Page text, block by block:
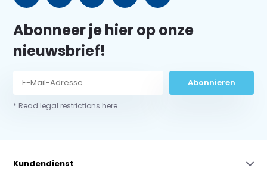
Abonneer je hier op onze
nieuwsbrief!
Abonnieren
* Read legal restrictions here
Kundendienst